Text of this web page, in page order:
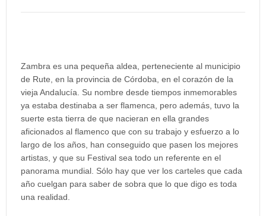
Zambra es una pequeña aldea, perteneciente al municipio
de Rute, en la provincia de Córdoba, en el corazón de la
vieja Andalucía. Su nombre desde tiempos inmemorables
ya estaba destinaba a ser flamenca, pero además, tuvo la
suerte esta tierra de que nacieran en ella grandes
aficionados al flamenco que con su trabajo y esfuerzo a lo
largo de los años, han conseguido que pasen los mejores
artistas, y que su Festival sea todo un referente en el
panorama mundial. Sólo hay que ver los carteles que cada
año cuelgan para saber de sobra que lo que digo es toda
una realidad.